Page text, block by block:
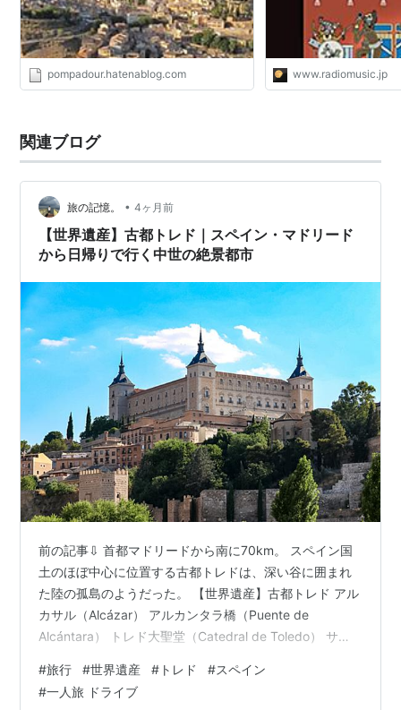
pompadour.hatenablog.com www.radiomusic.jp
関連ブログ
旅の記憶。 • 4ヶ月前
【世界遺産】古都トレド｜スペイン・マドリード
から日帰りで行く中世の絶景都市
前の記事⇩ 首都マドリードから南に70km。 スペイン国
土のほぼ中心に位置する古都トレドは、深い谷に囲まれ
た陸の孤島のようだった。 【世界遺産】古都トレド アル
カサル（Alcázar） アルカンタラ橋（Puente de
Alcántara） トレド大聖堂（Catedral de Toledo） サ
ーテの道 Gasolinera Repsol 【世界遺産】古都トレド ト
レドは1986年にユネスコ世界遺産に登録された。 トレド
#旅行 #世界遺産 # トレド #スペイン
#一人旅 ドライブ